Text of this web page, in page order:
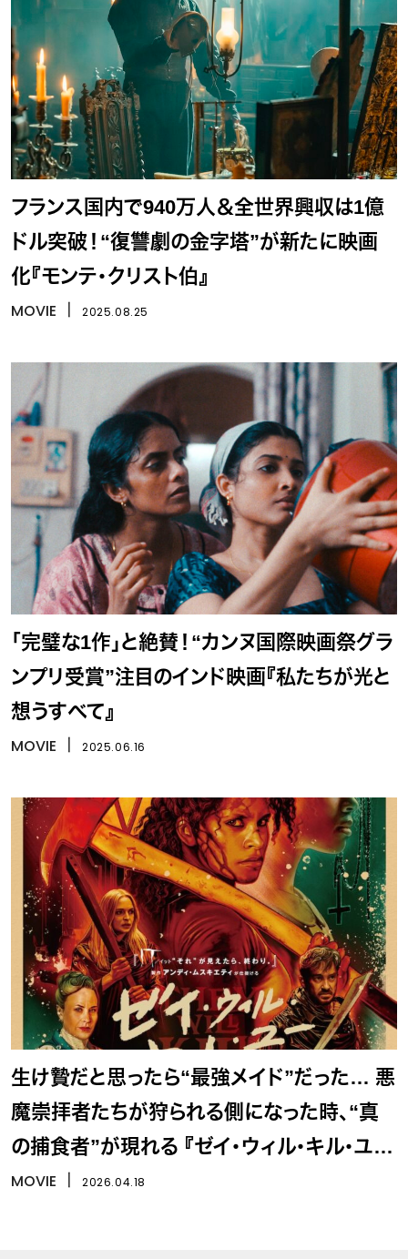
フランス国内で940万人＆全世界興収は1億
ドル突破！“復讐劇の金字塔”が新たに映画
化『モンテ・クリスト伯』
MOVIE 2025.08.25
「完璧な1作」と絶賛！“カンヌ国際映画祭グラ
ンプリ受賞”注目のインド映画『私たちが光と
想うすべて』
MOVIE 2025.06.16
生け贄だと思ったら“最強メイド”だった… 悪
魔崇拝者たちが狩られる側になった時、“真
の捕食者”が現れる 『ゼイ・ウィル・キル・ユ
ー』
MOVIE 2026.04.18